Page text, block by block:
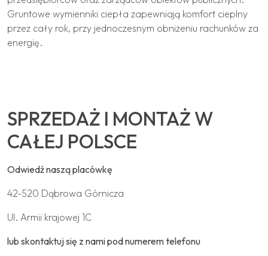
Gruntowe wymienniki ciepła zapewniają komfort cieplny
przez cały rok, przy jednoczesnym obniżeniu rachunków za
energię.
SPRZEDAŻ I MONTAŻ W
CAŁEJ POLSCE
Odwiedź naszą placówkę
42-520 Dąbrowa Górnicza
Ul. Armii krajowej 1C
lub skontaktuj się z nami pod numerem telefonu